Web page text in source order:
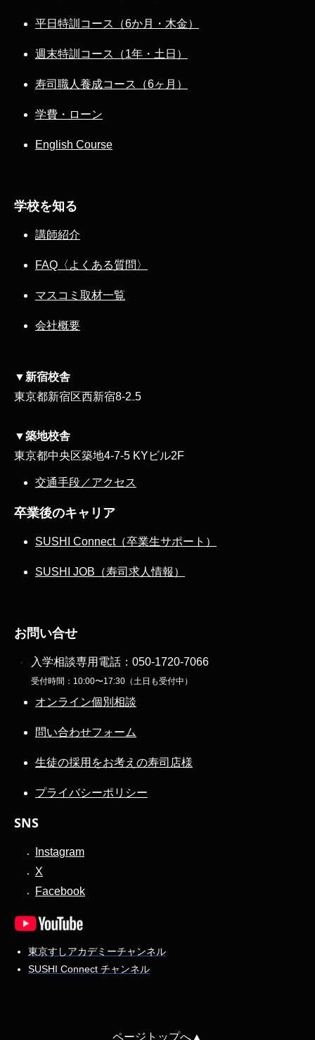
平日特訓コース（6か月・木金）
週末特訓コース（1年・土日）
寿司職人養成コース（6ヶ月）
学費・ローン
English Course
学校を知る
講師紹介
FAQ〈よくある質問〉
マスコミ取材一覧
会社概要
▼新宿校舎
東京都新宿区西新宿8‐2₋5
▼築地校舎
東京都中央区築地4-7-5 KYビル2F
交通手段／アクセス
卒業後のキャリア
SUSHI Connect（卒業生サポート）
SUSHI JOB（寿司求人情報）
お問い合せ
入学相談専用電話： 050-1720-7066
受付時間：10:00〜17:30（土日も受付中）
オンライン個別相談
問い合わせフォーム
生徒の採用をお考えの寿司店様
プライバシーポリシー
SNS
Instagram
X
Facebook
東京すしアカデミーチャンネル
SUSHI Connect チャンネル
ページトップへ▲